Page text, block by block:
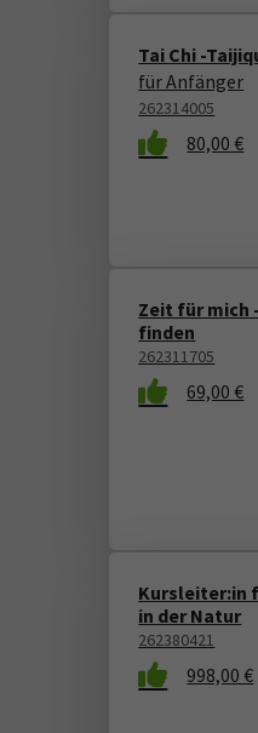
Tai Chi -
für Anfänger
262314005
80,00 €
Zeit für mich
finden
262311705
69,00 €
Kursleiter:in
in der Natur
262380421
998,00 €